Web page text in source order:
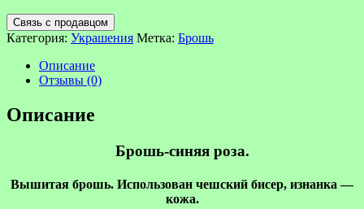
Связь с продавцом
Категория: Украшения Метка: Брошь
Описание
Отзывы (0)
Описание
Брошь-синяя роза.
Вышитая брошь. Использован чешский бисер, изнанка —
кожа.